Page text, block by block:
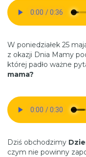
W poniedziałek 25
z okazji Dnia Mamy
której padło ważne
mama?
Dziś obchodzimy
czym nie powinny